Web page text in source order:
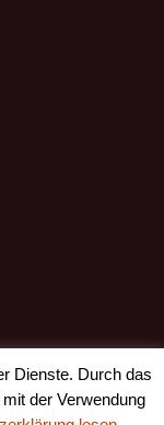
Dienste. Durch das
der Verwendung